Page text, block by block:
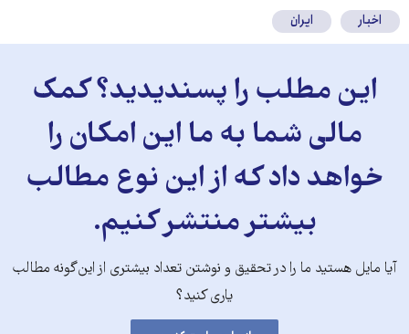
اخبار ایران
این مطلب را پسندیدید؟ کمک
مالی شما به ما این امکان را
خواهد داد که از این نوع مطالب
بیشتر منتشر کنیم.
آیا مایل هستید ما را در تحقیق و نوشتن تعداد بیشتری از این‌گونه مطالب
یاری کنید؟